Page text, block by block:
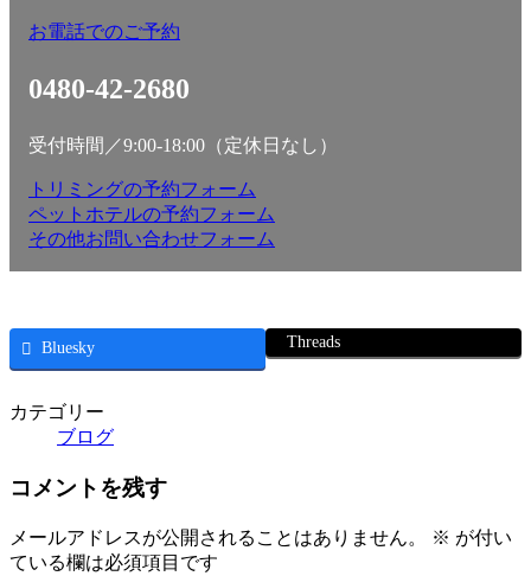
お電話でのご予約
0480-42-2680
受付時間／9:00-18:00（定休日なし）
トリミングの予約フォーム
ペットホテルの予約フォーム
その他お問い合わせフォーム
Bluesky Threads
カテゴリー
ブログ
コメントを残す
メールアドレスが公開されることはありません。 ※ が付い
ている欄は必須項目です